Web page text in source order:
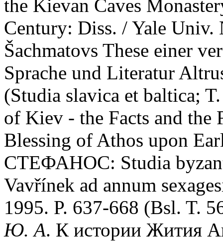
the Kievan Caves
Century: Diss. / Yale
Šachmatovs These einer
Sprache und Literatur
(Studia slavica et baltica;
of Kiev - the Facts and the
Blessing of Athos upon
СТЕФАНОС: Studia
Vavřínek ad annum
1995. P. 637-668 (Bsl. T.
Ю. А. К истории Жития